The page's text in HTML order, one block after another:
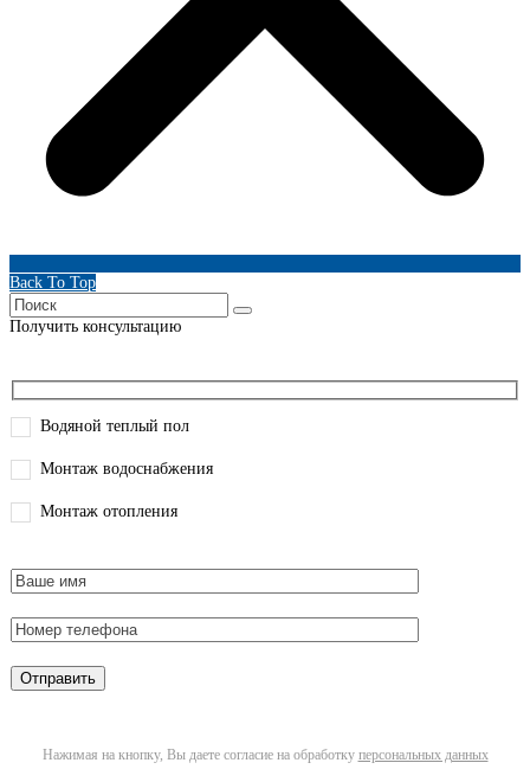
Back To Top
Получить консультацию
Водяной теплый пол
Монтаж водоснабжения
Монтаж отопления
Нажимая на кнопку, Вы даете согласие на обработку персональных данных